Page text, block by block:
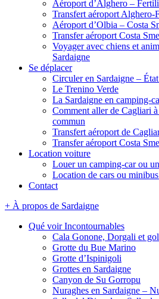
Aéroport d’Alghero –
Transfert aéroport Alghero-
Aéroport d’Olbia – Costa
Transfer aéroport Costa
Voyager avec chiens et
Sardaigne
Se déplacer
Circuler en Sardaigne –
Le Trenino Verde
La Sardaigne en camping-
Comment aller de Cagliari
commun
Transfert aéroport de
Transfer aéroport Costa
Location voiture
Louer un camping-car ou
Location de cars ou
Contact
+ À propos de Sardaigne
Qué voir Incontournables
Cala Gonone, Dorgali et
Grotte du Bue Marino
Grotte d’Ispinigoli
Grottes en Sardaigne
Canyon de Su Gorropu
Nuraghes en Sardaigne –